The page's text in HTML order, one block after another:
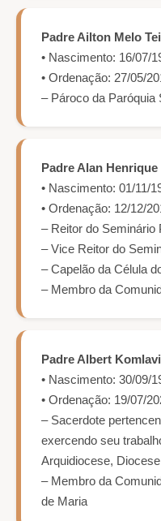
Padre Ailton Melo
• Nascimento: 16/07/
• Ordenação: 27/05/
– Pároco da Paróquia
Padre Alan
• Nascimento: 01/11/
• Ordenação: 12/12/
– Reitor do Seminário
– Vice Reitor do
– Capelão da Célula
– Membro da
Padre Albert
• Nascimento: 30/09/
• Ordenação: 19/07/
– Sacerdote
exercendo seu
Arquidiocese,
– Membro da
de Maria